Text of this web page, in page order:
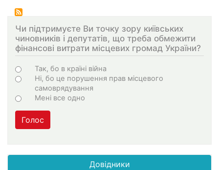
Чи підтримуєте Ви точку зору київських
чиновників і депутатів, що треба обмежити
фінансові витрати місцевих громад України?
Варіанти
Так, бо в країні війна
Ні, бо це порушення прав місцевого
самоврядування
Мені все одно
Голос
Довідники